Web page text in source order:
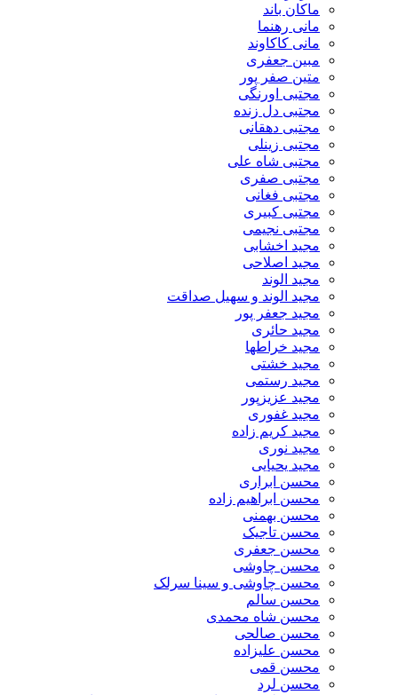
ماکان باند
مانی رهنما
مانی کاکاوند
مبین جعفری
متین صفر پور
مجتبی اورنگی
مجتبی دل زنده
مجتبی دهقانی
مجتبی زینلی
مجتبی شاه علی
مجتبی صفری
مجتبی فغانی
مجتبی کبیری
مجتبی نجیمی
مجید اخشابی
مجید اصلاحی
مجید الوند‎
مجید الوند و سهیل صداقت
مجید جعفر پور
مجید حائری
مجید خراطها
مجید خشتی
مجید رستمی
مجید عزیزپور
مجید غفوری
مجید کریم زاده
مجید نوری
مجید یحیایی
محسن ابراری
محسن ابراهیم زاده
محسن بهمنی
محسن تاجیک
محسن جعفری
محسن چاوشی
محسن چاوشی و سینا سرلک
محسن سالم
محسن شاه محمدی
محسن صالحی
محسن علیزاده
محسن قمی
محسن لرد